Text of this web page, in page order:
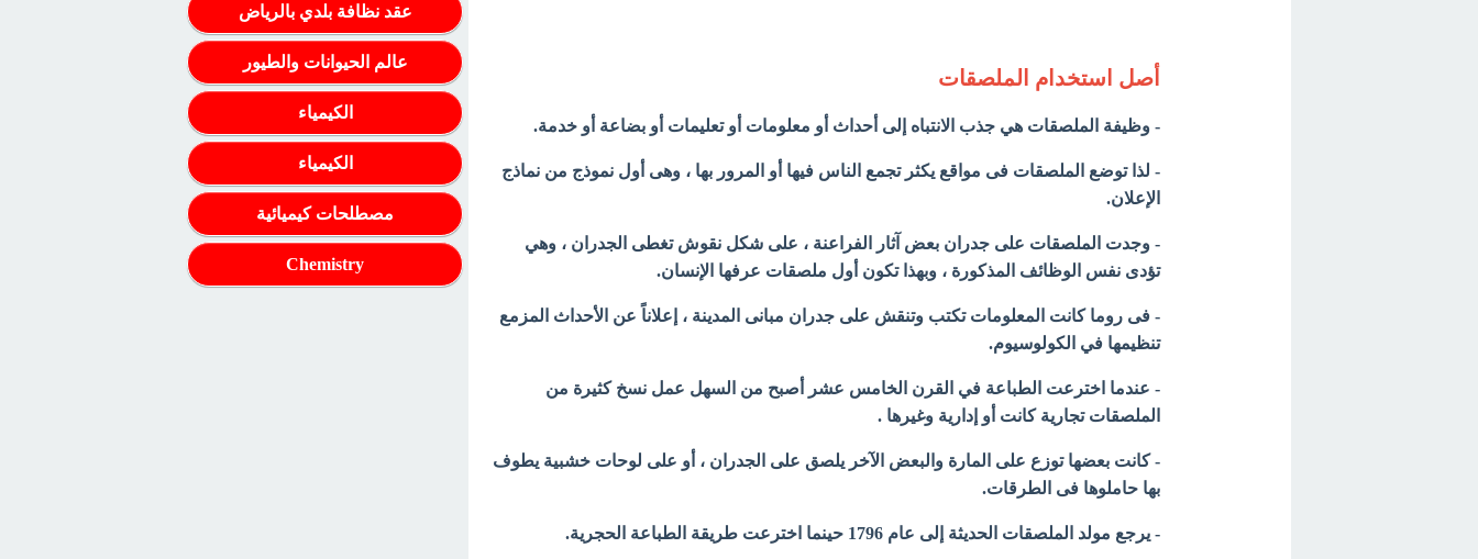
أصل استخدام الملصقات
- وظيفة الملصقات هي جذب الانتباه إلى أحداث أو معلومات أو تعليمات أو بضاعة أو خدمة.
- لذا توضع الملصقات فى مواقع يكثر تجمع الناس فيها أو المرور بها ، وهى أول نموذج من نماذج
الإعلان.
- وجدت الملصقات على جدران بعض آثار الفراعنة ، على شكل نقوش تغطى الجدران ، وهي
تؤدى نفس الوظائف المذكورة ، وبهذا تكون أول ملصقات عرفها الإنسان.
- فى روما كانت المعلومات تكتب وتنقش على جدران مبانى المدينة ، إعلاناً عن الأحداث المزمع
تنظيمها في الكولوسيوم.
- عندما اخترعت الطباعة في القرن الخامس عشر أصبح من السهل عمل نسخ كثيرة من
الملصقات تجارية كانت أو إدارية وغيرها .
- كانت بعضها توزع على المارة والبعض الآخر يلصق على الجدران ، أو على لوحات خشبية يطوف
بها حاملوها فى الطرقات.
- يرجع مولد الملصقات الحديثة إلى عام 1796 حينما اخترعت طريقة الطباعة الحجرية.
عقد نظافة بلدي بالرياض
عالم الحيوانات والطيور
الكيمياء
الكيمياء
مصطلحات كيميائية
Chemistry